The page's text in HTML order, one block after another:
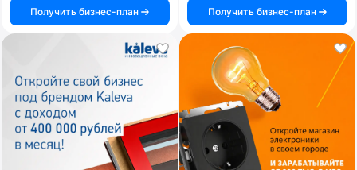
Получить бизнес-план
Получить бизнес-план